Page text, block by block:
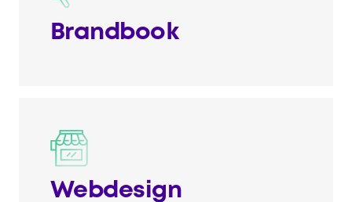
Brandbook
Webdesign